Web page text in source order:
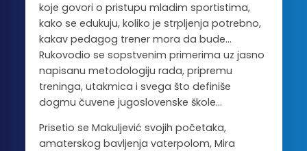
koje govori o pristupu mladim sportistima,
kako se edukuju, koliko je strpljenja potrebno,
kakav pedagog trener mora da bude…
Rukovodio se sopstvenim primerima uz jasno
napisanu metodologiju rada, pripremu
treninga, utakmica i svega što definiše
dogmu čuvene jugoslovenske škole…
Prisetio se Makuljević svojih početaka,
amaterskog bavljenja vaterpolom, Mira